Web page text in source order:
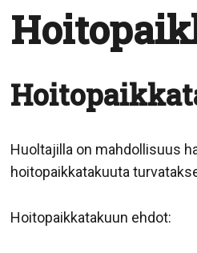
Huoltajilla on mahdollisuus
hoitopaikkatakuuta
Hoitopaikkatakuun ehdot: